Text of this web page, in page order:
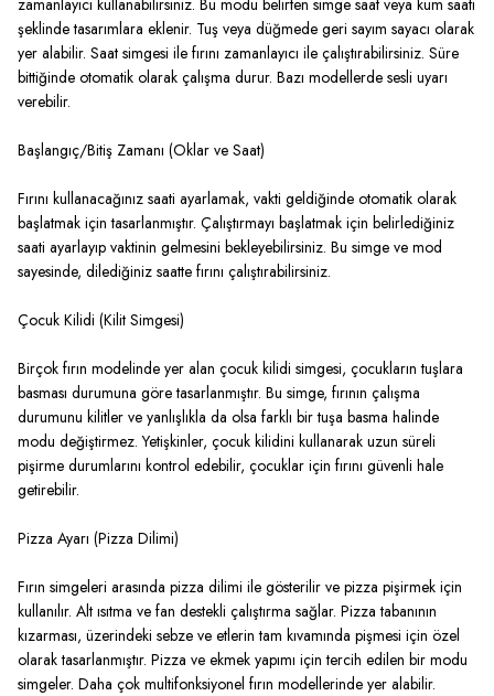
şeklinde tasarımlara eklenir. Tuş veya düğmede geri sayım sayacı olarak
yer alabilir. Saat simgesi ile fırını zamanlayıcı ile çalıştırabilirsiniz. Süre
bittiğinde otomatik olarak çalışma durur. Bazı modellerde sesli uyarı
verebilir.
Başlangıç/Bitiş Zamanı (Oklar ve Saat)
Fırını kullanacağınız saati ayarlamak, vakti geldiğinde otomatik olarak
başlatmak için tasarlanmıştır. Çalıştırmayı başlatmak için belirlediğiniz
saati ayarlayıp vaktinin gelmesini bekleyebilirsiniz. Bu simge ve mod
sayesinde, dilediğiniz saatte fırını çalıştırabilirsiniz.
Çocuk Kilidi (Kilit Simgesi)
Birçok fırın modelinde yer alan çocuk kilidi simgesi, çocukların tuşlara
basması durumuna göre tasarlanmıştır. Bu simge, fırının çalışma
durumunu kilitler ve yanlışlıkla da olsa farklı bir tuşa basma halinde
modu değiştirmez. Yetişkinler, çocuk kilidini kullanarak uzun süreli
pişirme durumlarını kontrol edebilir, çocuklar için fırını güvenli hale
getirebilir.
Pizza Ayarı (Pizza Dilimi)
Fırın simgeleri arasında pizza dilimi ile gösterilir ve pizza pişirmek için
kullanılır. Alt ısıtma ve fan destekli çalıştırma sağlar. Pizza tabanının
kızarması, üzerindeki sebze ve etlerin tam kıvamında pişmesi için özel
olarak tasarlanmıştır. Pizza ve ekmek yapımı için tercih edilen bir modu
simgeler. Daha çok multifonksiyonel fırın modellerinde yer alabilir.